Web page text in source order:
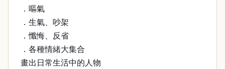
．嘔氣
．生氣、吵架
．懺悔、反省
．各種情緒大集合
畫出日常生活中的人物